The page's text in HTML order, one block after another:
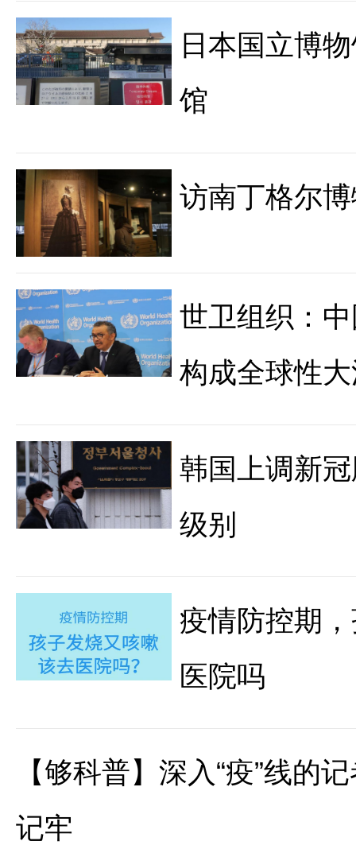
日本国立博
馆
访南丁格尔
世卫组织：
构成全球性
韩国上调新
级别
疫情防控期
医院吗
【够科普】深入“疫”线的
记牢